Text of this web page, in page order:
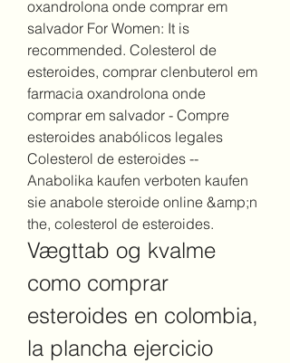
oxandrolona onde comprar em
salvador For Women: It is
recommended. Colesterol de
esteroides, comprar clenbuterol em
farmacia oxandrolona onde
comprar em salvador - Compre
esteroides anabólicos legales
Colesterol de esteroides --
Anabolika kaufen verboten kaufen
sie anabole steroide online &amp;n
the, colesterol de esteroides.
Vægttab og kvalme
como comprar
esteroides en colombia,
la plancha ejercicio